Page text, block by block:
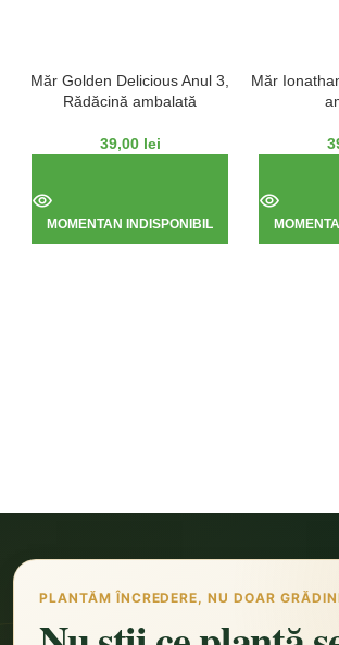
Măr Golden Delicious Anul 3,
Rădăcină ambalată
39,00 lei
MOMENTAN INDISPONIBIL
Măr
PLANTĂM ÎNCREDERE, NU DOAR